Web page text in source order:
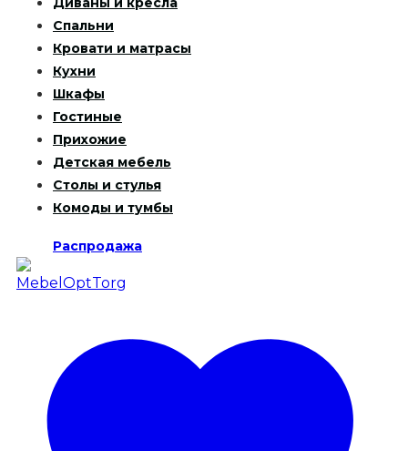
Диваны и кресла
Спальни
Кровати и матрасы
Кухни
Шкафы
Гостиные
Прихожие
Детская мебель
Столы и стулья
Комоды и тумбы
Распродажа